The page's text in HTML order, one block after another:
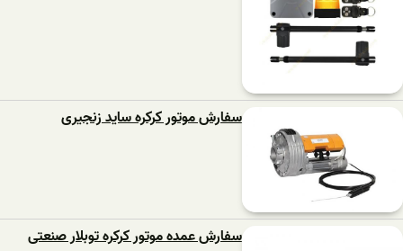
سفارش موتور کرکره ساید زنجیری
سفارش عمده موتور کرکره توبلار صنعتی